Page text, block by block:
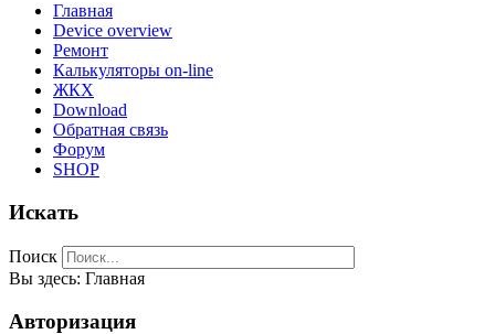
Главная
Device overview
Ремонт
Калькуляторы on-line
ЖКХ
Download
Обратная связь
Форум
SHOP
Искать
Поиск
Вы здесь: Главная
Авторизация